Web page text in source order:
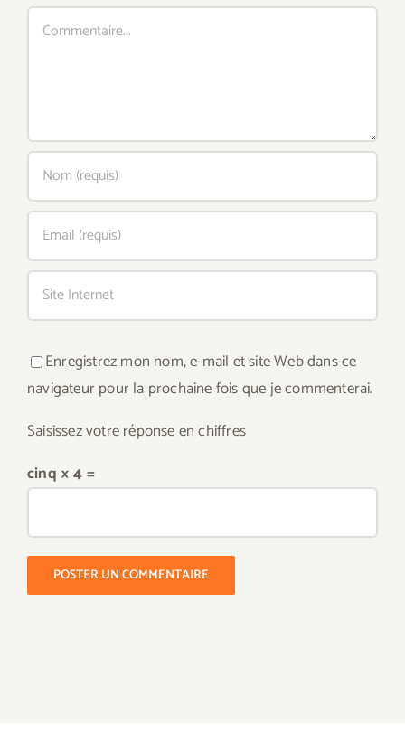
Commentaire
Enregistrez mon nom, e-mail et site Web dans ce
navigateur pour la prochaine fois que je commenterai.
Saisissez votre réponse en chiffres
cinq × 4 =